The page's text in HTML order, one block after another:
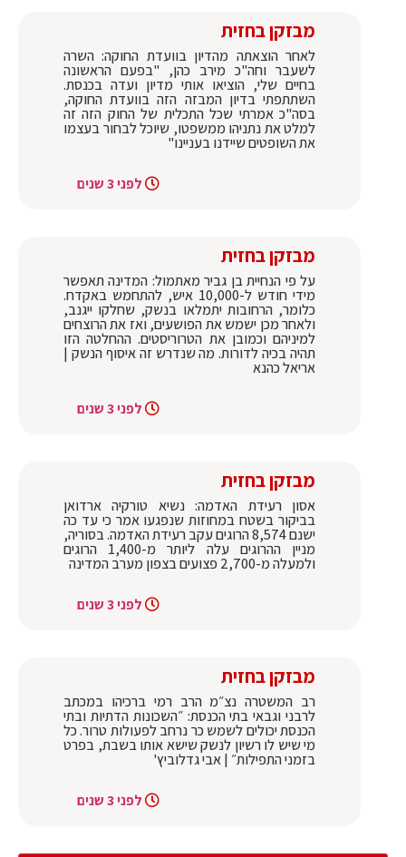
מבזקן בחזית
לאחר הוצאתה מהדיון בוועדת החוקה: השרה
לשעבר וחה"כ מירב כהן, "בפעם הראשונה
בחיים שלי, הוציאו אותי מדיון ועדה בכנסת.
השתתפתי בדיון המבזה הזה בוועדת החוקה,
בסה"כ אמרתי שכל התכלית של החוק הזה זה
למלט את נתניהו ממשפטו, שיוכל לבחור בעצמו
את השופטים שיידנו בעניינו"
לפני 3 שנים
מבזקן בחזית
על פי הנחיית בן גביר מאתמול: המדינה תאפשר
מידי חודש ל-10,000 איש, להתחמש באקדח.
כלומר, הרחובות יתמלאו בנשק, שחלקו ייגנב,
ולאחר מכן ישמש את הפושעים, ואז את הרוצחים
למיניהם וכמובן את הטרוריסטים. ‏ההחלטה הזו
תהיה בכיה לדורות. מה שנדרש זה איסוף הנשק |
אריאל כהנא
לפני 3 שנים
מבזקן בחזית
אסון רעידת האדמה: נשיא טורקיה ארדואן
בביקור בשטח במחוזות שנפגעו אמר כי עד כה
ישנם 8,574 הרוגים עקב רעידת האדמה‌‌. בסוריה,
מניין ההרוגים עלה ליותר מ-1,400 הרוגים
ולמעלה מ-2,700 פצועים בצפון מערב המדינה
לפני 3 שנים
מבזקן בחזית
רב המשטרה נצ״מ הרב רמי ברכיהו במכתב
לרבני וגבאי בתי הכנסת: ״השכונות הדתיות ובתי
הכנסת יכולים לשמש כר נרחב לפעולות טרור. כל
מי שיש לו רשיון לנשק שישא אותו בשבת, בפרט
בזמני התפילות״ | אבי גדלוביץ'
לפני 3 שנים